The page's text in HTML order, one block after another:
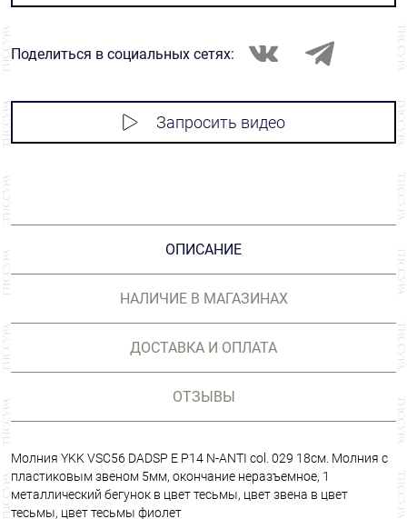
Поделиться в социальных сетях:
Запросить видео
ОПИСАНИЕ
НАЛИЧИЕ В МАГАЗИНАХ
ДОСТАВКА И ОПЛАТА
ОТЗЫВЫ
Молния YKK VSC56 DADSP E P14 N-ANTI col. 029 18см. Молния с
пластиковым звеном 5мм, окончание неразъемное, 1
металлический бегунок в цвет тесьмы, цвет звена в цвет
тесьмы, цвет тесьмы фиолет